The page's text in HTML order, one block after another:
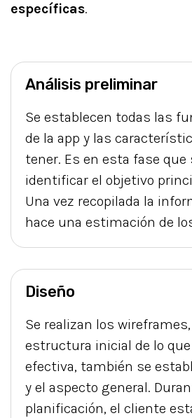
específicas.
Análisis preliminar
Se establecen todas las
de la app y las
tener. Es en esta fase que
identificar el objetivo
Una vez recopilada la
hace una estimación de
Diseño
Se realizan los
estructura inicial de lo que
efectiva, también se
y el aspecto general.
planificación, el cliente